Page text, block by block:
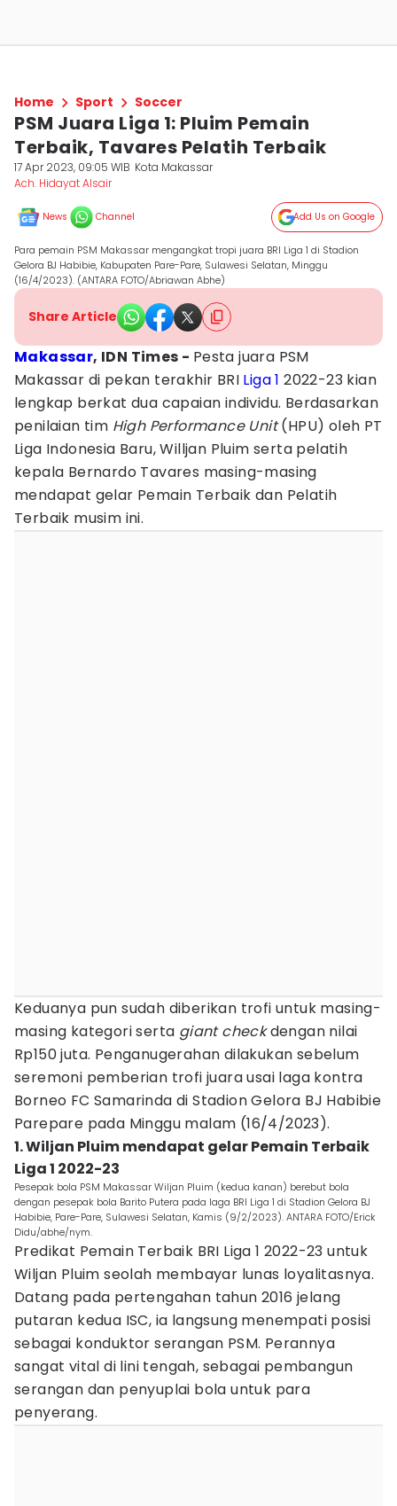
Home Sport Soccer
PSM Juara Liga 1: Pluim Pemain
Terbaik, Tavares Pelatih Terbaik
17 Apr 2023, 09:05 WIB Kota Makassar
Ach. Hidayat Alsair
News Channel Add Us on Google
Para pemain PSM Makassar mengangkat tropi juara BRI Liga 1 di Stadion
Gelora BJ Habibie, Kabupaten Pare-Pare, Sulawesi Selatan, Minggu
(16/4/2023). (ANTARA FOTO/Abriawan Abhe)
Share Article
Makassar, IDN Times - Pesta juara PSM
Makassar di pekan terakhir BRI Liga 1 2022-23 kian
lengkap berkat dua capaian individu. Berdasarkan
penilaian tim High Performance Unit(HPU) oleh PT
Liga Indonesia Baru, Willjan Pluim serta pelatih
kepala Bernardo Tavares masing-masing
mendapat gelar Pemain Terbaik dan Pelatih
Terbaik musim ini.
Keduanya pun sudah diberikan trofi untuk masing-
masing kategori serta giant checkdengan nilai
Rp150 juta. Penganugerahan dilakukan sebelum
seremoni pemberian trofi juara usai laga kontra
Borneo FC Samarinda di Stadion Gelora BJ Habibie
Parepare pada Minggu malam (16/4/2023).
1. Wiljan Pluim mendapat gelar Pemain Terbaik
Liga 1 2022-23
Pesepak bola PSM Makassar Wiljan Pluim (kedua kanan) berebut bola
dengan pesepak bola Barito Putera pada laga BRI Liga 1 di Stadion Gelora BJ
Habibie, Pare-Pare, Sulawesi Selatan, Kamis (9/2/2023). ANTARA FOTO/Erick
Didu/abhe/nym.
Predikat Pemain Terbaik BRI Liga 1 2022-23 untuk
Wiljan Pluim seolah membayar lunas loyalitasnya.
Datang pada pertengahan tahun 2016 jelang
putaran kedua ISC, ia langsung menempati posisi
sebagai konduktor serangan PSM. Perannya
sangat vital di lini tengah, sebagai pembangun
serangan dan penyuplai bola untuk para
penyerang.